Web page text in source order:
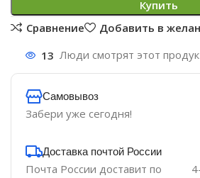
Купить
Сравнение
Добавить в
13 Люди смотрят этот
Самовывоз
Забери уже сегодня!
Доставка почтой России
Почта России доставит по